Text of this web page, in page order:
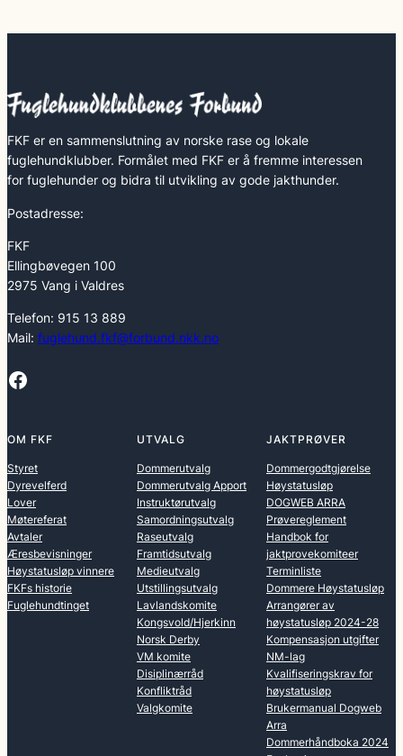
FKF er en sammenslutning av norske rase og lokale
fuglehundklubber. Formålet med FKF er å fremme interessen
for fuglehunder og bidra til utvikling av gode jakthunder.
Postadresse:
FKF
Ellingbøvegen 100
2975 Vang i Valdres
Telefon: 915 13 889
Mail: fuglehund.fkf@forbund.nkk.no
Facebook
OM FKF
Styret
Dyrevelferd
Lover
Møtereferat
Avtaler
Æresbevisninger
Høystatusløp vinnere
FKFs historie
Fuglehundtinget
UTVALG
Dommerutvalg
Dommerutvalg Apport
Instruktørutvalg
Samordningsutvalg
Raseutvalg
Framtidsutvalg
Medieutvalg
Utstillingsutvalg
Lavlandskomite
Kongsvold/Hjerkinn
Norsk Derby
VM komite
Disiplinærråd
Konfliktråd
Valgkomite
JAKTPRØVER
Dommergodtgjørelse
Høystatusløp
DOGWEB ARRA
Prøvereglement
Handbok for
jaktprovekomiteer
Terminliste
Dommere Høystatusløp
Arrangører av
høystatusløp 2024-28
Kompensasjon utgifter
NM-lag
Kvalifiseringskrav for
høystatusløp
Brukermanual Dogweb
Arra
Dommerhåndboka 2024